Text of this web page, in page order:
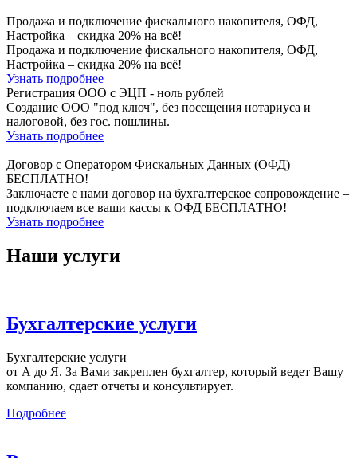
Продажа и подключение фискального накопителя, ОФД,
Настройка – скидка 20% на всё!
Продажа и подключение фискального накопителя, ОФД,
Настройка – скидка 20% на всё!
Узнать подробнее
Регистрация ООО с ЭЦП - ноль рублей
Создание ООО "под ключ", без посещения нотариуса и
налоговой, без гос. пошлины.
Узнать подробнее
Договор с Оператором Фискальных Данных (ОФД)
БЕСПЛАТНО!
Заключаете с нами договор на бухгалтерское сопровождение –
подключаем все ваши кассы к ОФД БЕСПЛАТНО!
Узнать подробнее
Наши услуги
Бухгалтерские услуги
Бухгалтерские услуги
от А до Я. За Вами закреплен бухгалтер, который ведет Вашу
компанию, сдает отчеты и консультирует.
Подробнее